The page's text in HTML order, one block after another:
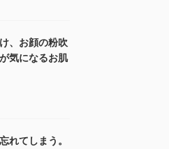
、お顔の粉吹
気になるお肌
れてしまう。